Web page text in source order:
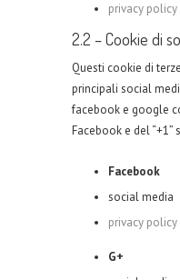
privacy policy
2.2 – Cookie di
Questi cookie di
principali social
facebook e google
Facebook e del
Facebook
social media
privacy policy
G+